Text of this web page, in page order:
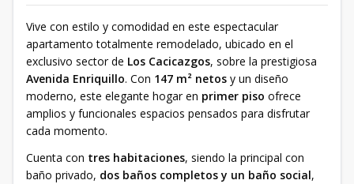
Vive con estilo y comodidad en este espectacular
apartamento totalmente remodelado, ubicado en el
exclusivo sector de Los Cacicazgos, sobre la prestigiosa
Avenida Enriquillo. Con 147 m² netos y un diseño
moderno, este elegante hogar en primer piso ofrece
amplios y funcionales espacios pensados para disfrutar
cada momento.
Cuenta con tres habitaciones, siendo la principal con
baño privado, dos baños completos y un baño social,